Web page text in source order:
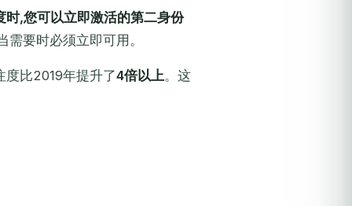
,您可以立即激活的第二身份
要时必须立即可用。
比2019年提升了4倍以上。这